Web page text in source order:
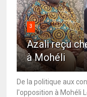
3
Azali reçu
à Mohéli
De la politique aux
l'opposition à Mohéli